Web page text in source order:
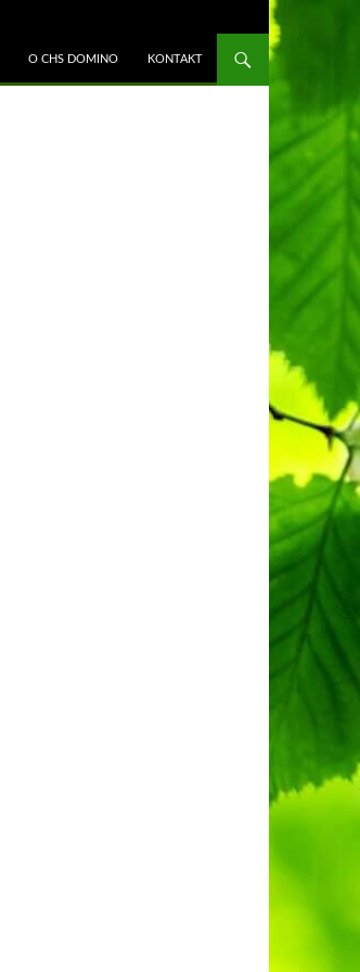
O CHS DOMINO KONTAKT